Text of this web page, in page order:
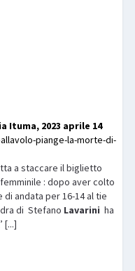
Ituma, 2023 aprile 14
piange-la-morte-di-
a staccare il biglietto
: dopo aver colto
andata per 16-14 al tie
di Stefano Lavarini ha
[...]